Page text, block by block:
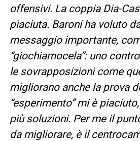
offensivi. La coppia Dia-
piaciuta. Baroni ha voluto
messaggio importante,
“giochiamocela”: uno
le sovrapposizioni come
migliorano anche la prova
“esperimento” mi è
più soluzioni. Per me il
da migliorare, è il